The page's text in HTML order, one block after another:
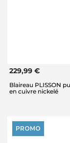
229,99 €
Blaireau PLISSON
en cuivre nickelé
PROMO